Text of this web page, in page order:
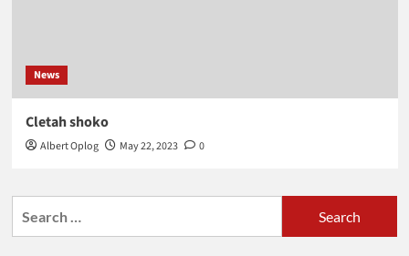
News
Cletah shoko
Albert Oplog May 22, 2023 0